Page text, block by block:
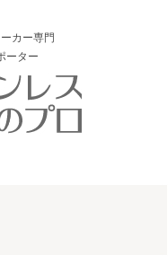
カー専門
ーター